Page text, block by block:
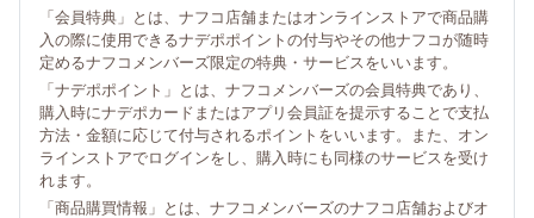
「会員特典」とは、ナフコ店舗またはオンラインストアで商品購
入の際に使用できるナデポポイントの付与やその他ナフコが随時
定めるナフコメンバーズ限定の特典・サービスをいいます。
「ナデポポイント」とは、ナフコメンバーズの会員特典であり、
購入時にナデポカードまたはアプリ会員証を提示することで支払
方法・金額に応じて付与されるポイントをいいます。また、オン
ラインストアでログインをし、購入時にも同様のサービスを受け
れます。
「商品購買情報」とは、ナフコメンバーズのナフコ店舗およびオ